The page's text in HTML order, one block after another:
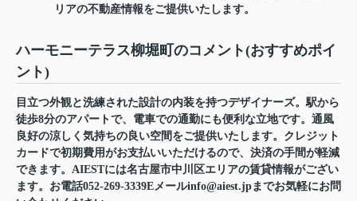
リアの不動産情報をご提供いたします。
ハーモニーテラス柳堀町のコメント(おすすめポイ
ント)
目立つ外観と洗練された設計の内装を持つデザイナーズ。駅から
徒歩8分のアパートで、電車での通勤にも便利な立地です。通風
良好の涼しく気持ちの良い空間をご提供いたします。クレジット
カードで初期費用がお支払いいただけるので、決済の手間が軽減
できます。AIESTには名古屋市中川区エリアの賃貸情報がござい
ます。お電話052-269-3339Eメールinfo@aiest.jpまでお気軽にお問